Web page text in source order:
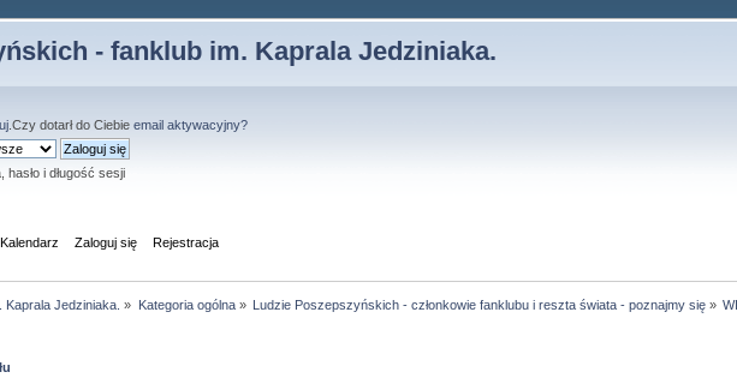
- fanklub im. Kaprala Jedziniaka.
.Czy dotarł do Ciebieemail aktywacyjny?
i długość sesji
Kalendarz Zaloguj się Rejestracja
Jedziniaka. » Kategoria ogólna» Ludzie Poszepszyńskich - członkowie fanklubu i reszta świata - poznajmy się »